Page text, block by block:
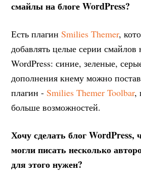
смайлы на блоге WordPress?
Есть плагинSmilies Themer,
добавлять целые серии смайлов
WordPress: синие, зеленые,
дополнения кнему можно
плагин -Smilies Themer Toolbar,
больше возможностей.
Хочу сделать блог WordPress,
могли писать несколько
для этого нужен?